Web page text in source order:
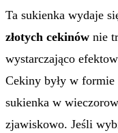
Ta sukienka wydaje
złotych cekinów nie
wystarczająco
Cekiny były w formie
sukienka w
zjawiskowo. Jeśli